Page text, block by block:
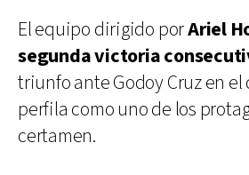
El equipo dirigido porAriel
segunda victoria
triunfo ante Godoy Cruz en el
perfila como uno de los
certamen.